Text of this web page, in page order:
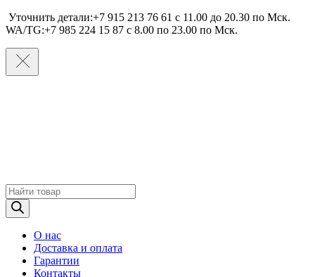
Уточнить детали:+7 915 213 76 61 c 11.00 до 20.30 по Мcк.
WA/TG:+7 985 224 15 87 c 8.00 по 23.00 по Мcк.
Поиск
товаров
О нас
Доставка и оплата
Гарантии
Контакты